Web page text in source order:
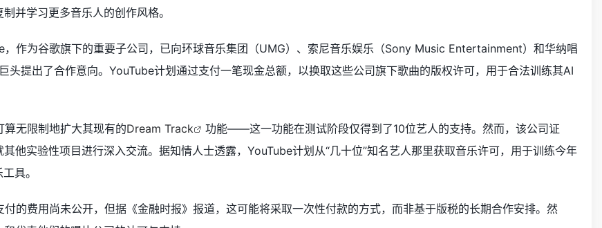
并学习更多音乐人的创作风格。
，作为谷歌旗下的重要子公司，已向环球音乐集团（UMG）、索尼音乐娱乐（Sony Music Entertainment）和华纳唱
头提出了合作意向。YouTube计划通过支付一笔现金总额，以换取这些公司旗下歌曲的版权许可，用于合法训练其AI
无限制地扩大其现有的Dream Track
功能——这一功能在测试阶段仅得到了10位艺人的支持。然而，该公司证
他实验性项目进行深入交流。据知情人士透露，YouTube计划从“几十位”知名艺人那里获取音乐许可，用于训练今年
具。
的费用尚未公开，但据《金融时报》报道，这可能将采取一次性付款的方式，而非基于版税的长期合作安排。然